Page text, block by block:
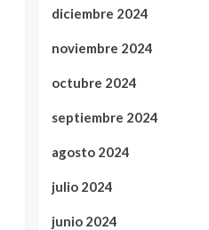
diciembre 2024
noviembre 2024
octubre 2024
septiembre 2024
agosto 2024
julio 2024
junio 2024